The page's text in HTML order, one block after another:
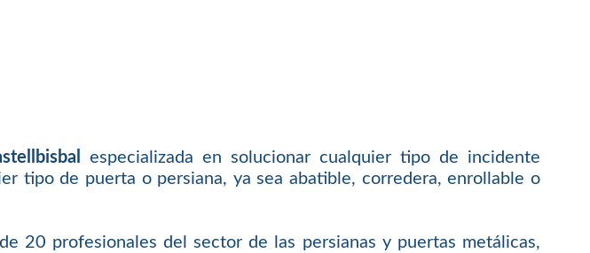
especializada en solucionar cualquier tipo de incidente
tipo de puerta o persiana, ya sea abatible, corredera, enrollable o
20 profesionales del sector de las persianas y puertas metálicas,